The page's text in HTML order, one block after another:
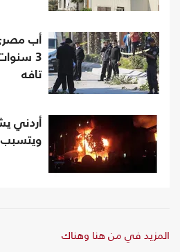
أب
3
تافه
أردني
ويتسبب
المزيد في من هنا وهناك